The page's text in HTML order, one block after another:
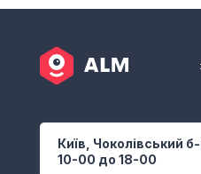
Київ, Чоколівський
10-00 до 18-00